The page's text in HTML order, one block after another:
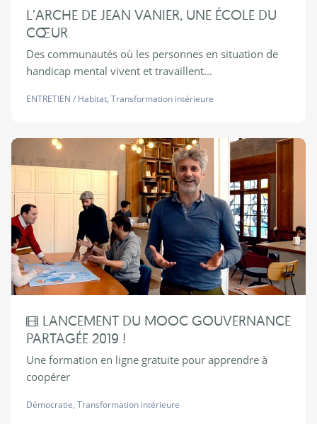
L’ARCHE DE JEAN VANIER, UNE ÉCOLE DU
CŒUR
Des communautés où les personnes en situation de
handicap mental vivent et travaillent...
ENTRETIEN / Habitat, Transformation intérieure
LANCEMENT DU MOOC GOUVERNANCE
PARTAGÉE 2019 !
Une formation en ligne gratuite pour apprendre à
coopérer
Démocratie, Transformation intérieure